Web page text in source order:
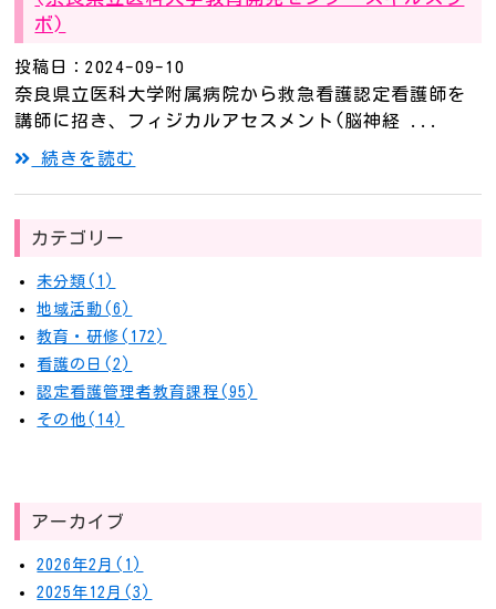
ボ)
投稿日：2024-09-10
奈良県立医科大学附属病院から救急看護認定看護師を
講師に招き、フィジカルアセスメント(脳神経 ...
続きを読む
カテゴリー
未分類(1)
地域活動(6)
教育・研修(172)
看護の日(2)
認定看護管理者教育課程(95)
その他(14)
アーカイブ
2026年2月(1)
2025年12月(3)